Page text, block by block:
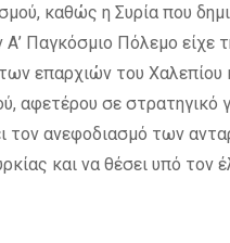
καθώς η Συρία που
Α’ Παγκόσμιο Πόλεμο είχε
επαρχιών του Χαλεπίου
αφετέρου σε στρατηγικό
τον ανεφοδιασμό των
και να θέσει υπό τον